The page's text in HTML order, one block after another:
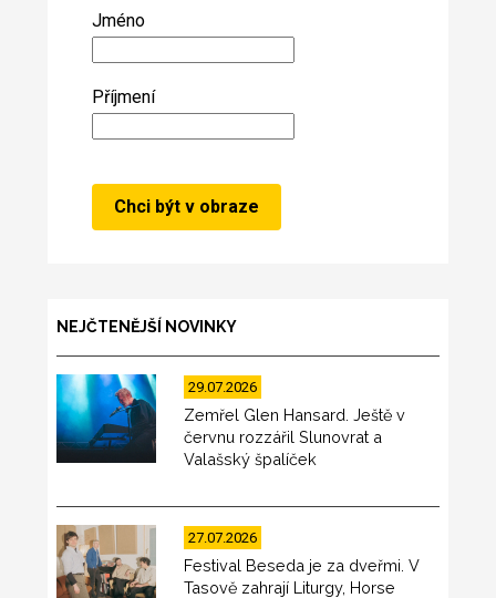
Jméno
Příjmení
NEJČTENĚJŠÍ NOVINKY
29.07.2026
Zemřel Glen Hansard. Ještě v
červnu rozzářil Slunovrat a
Valašský špalíček
27.07.2026
Festival Beseda je za dveřmi. V
Tasově zahrají Liturgy, Horse